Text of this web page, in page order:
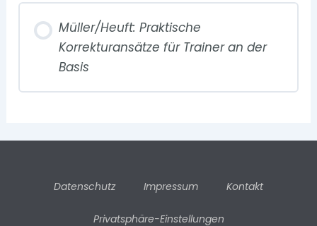
Müller/Heuft: Praktische
Korrekturansätze für Trainer an der
Basis
Datenschutz Impressum Kontakt
Privatsphäre-Einstellungen